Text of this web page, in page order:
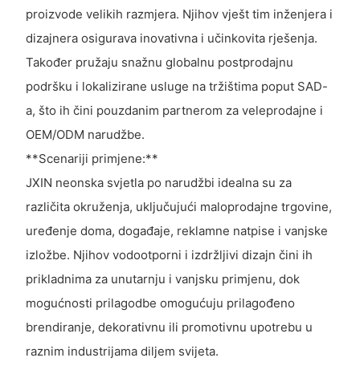
proizvode velikih razmjera. Njihov vješt tim inženjera i
dizajnera osigurava inovativna i učinkovita rješenja.
Također pružaju snažnu globalnu postprodajnu
podršku i lokalizirane usluge na tržištima poput SAD-
a, što ih čini pouzdanim partnerom za veleprodajne i
OEM/ODM narudžbe.
**Scenariji primjene:**
JXIN neonska svjetla po narudžbi idealna su za
različita okruženja, uključujući maloprodajne trgovine,
uređenje doma, događaje, reklamne natpise i vanjske
izložbe. Njihov vodootporni i izdržljivi dizajn čini ih
prikladnima za unutarnju i vanjsku primjenu, dok
mogućnosti prilagodbe omogućuju prilagođeno
brendiranje, dekorativnu ili promotivnu upotrebu u
raznim industrijama diljem svijeta.